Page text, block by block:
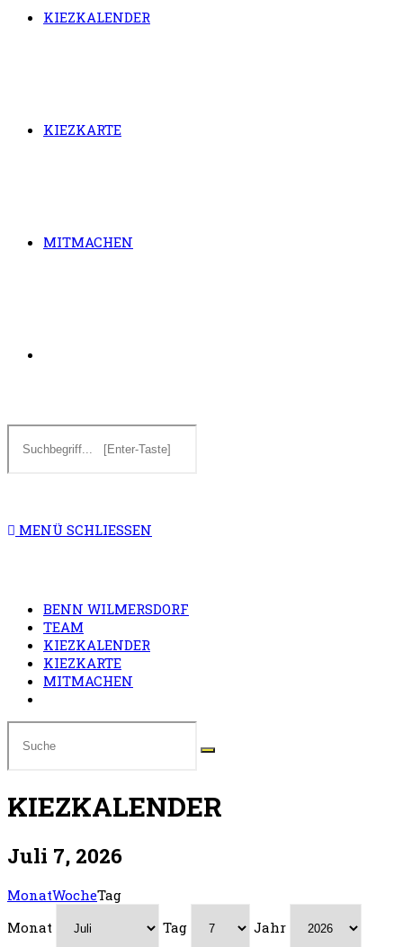
KIEZKALENDER
KIEZKARTE
MITMACHEN
Website
durchsuchen
MENÜ SCHLIESSEN
BENN WILMERSDORF
TEAM
KIEZKALENDER
KIEZKARTE
MITMACHEN
KIEZKALENDER
Juli 7, 2026
MonatWocheTag
Monat
Tag Jahr